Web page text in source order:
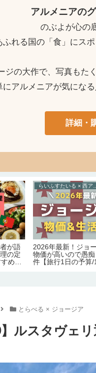
アルメニアの
のぶよが心の
ふれる国の「食」にス
ジの大作で、写真もた
にアルメニアが気にな
詳細・
らいふすたいる × 西アジア
2026年最新！ジョージアの
物価が高いので愚痴りたい
件【旅行1日の予算/1ヶ月の
とらべる × ジョージア
ルスタヴェ